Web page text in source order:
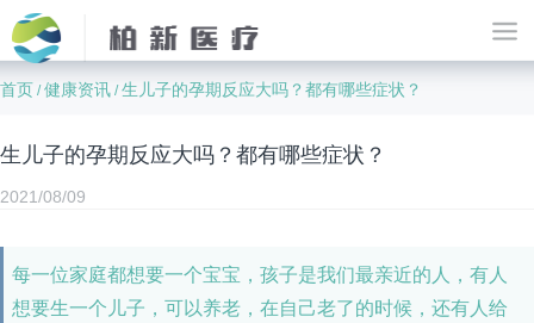
首页 /健康资讯 /生儿子的孕期反应大吗？都有哪些症状？
生儿子的孕期反应大吗？都有哪些症状？
2021/08/09
每一位家庭都想要一个宝宝，孩子是我们最亲近的人，有人
想要生一个儿子，可以养老，在自己老了的时候，还有人给